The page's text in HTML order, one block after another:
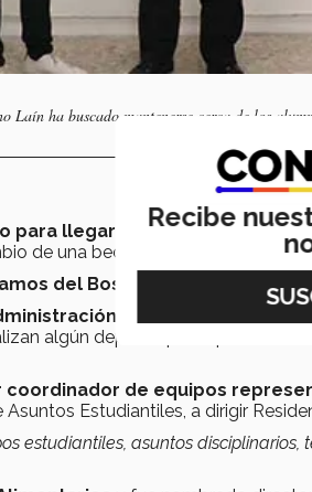
ha buscado mantenerse cerca de los
para llegar al campus
de una beca, vivir en Residencias
del Bosque, director de
en Empresas
los
algún deporte, participan en
coordinador de equipos
Asuntos Estudiantiles, a dirigir
estudiantiles, asuntos
Recibe